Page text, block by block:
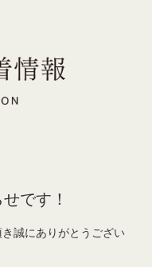
です！
誠にありがとうござい